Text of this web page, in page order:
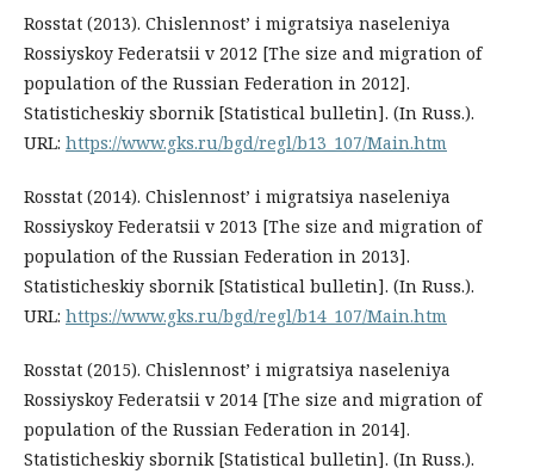
Rosstat (2013). Chislennost’ i migratsiya naseleniya
Rossiyskoy Federatsii v 2012 [The size and migration of
population of the Russian Federation in 2012].
Statisticheskiy sbornik [Statistical bulletin]. (In Russ.).
URL: https://www.gks.ru/bgd/regl/b13_107/Main.htm
Rosstat (2014). Chislennost’ i migratsiya naseleniya
Rossiyskoy Federatsii v 2013 [The size and migration of
population of the Russian Federation in 2013].
Statisticheskiy sbornik [Statistical bulletin]. (In Russ.).
URL: https://www.gks.ru/bgd/regl/b14_107/Main.htm
Rosstat (2015). Chislennost’ i migratsiya naseleniya
Rossiyskoy Federatsii v 2014 [The size and migration of
population of the Russian Federation in 2014].
Statisticheskiy sbornik [Statistical bulletin]. (In Russ.).